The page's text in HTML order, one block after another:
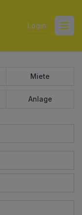
Login
Miete
Anlage